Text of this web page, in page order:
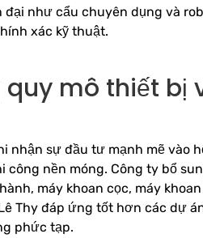
đại như cẩu chuyên dụng và
xác kỹ thuật.
quy mô thiết bị
nhận sự đầu tư mạnh mẽ vào
công nền móng. Công ty bổ
máy khoan cọc, máy
Thy đáp ứng tốt hơn các dự
phức tạp.